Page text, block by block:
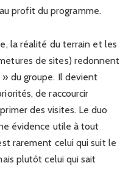
profit du programme.
la réalité du terrain et les
de sites) redonnent
» du groupe. Il devient
de raccourcir
des visites. Le duo
évidence utile à tout
rarement celui qui suit le
plutôt celui qui sait